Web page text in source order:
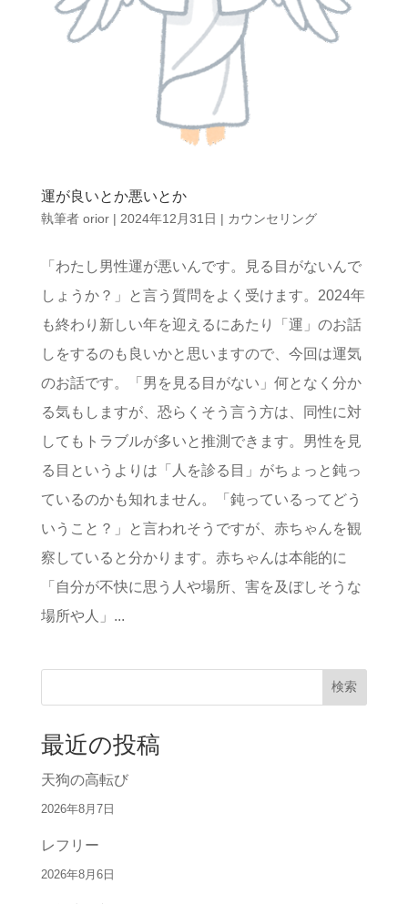
運が良いとか悪いとか
執筆者 orior| 2024年12月31日 | カウンセリング
「わたし男性運が悪いんです。見る目がないんで
しょうか？」と言う質問をよく受けます。2024年
も終わり新しい年を迎えるにあたり「運」のお話
しをするのも良いかと思いますので、今回は運気
のお話です。「男を見る目がない」何となく分か
る気もしますが、恐らくそう言う方は、同性に対
してもトラブルが多いと推測できます。男性を見
る目というよりは「人を診る目」がちょっと鈍っ
ているのかも知れません。「鈍っているってどう
いうこと？」と言われそうですが、赤ちゃんを観
察していると分かります。赤ちゃんは本能的に
「自分が不快に思う人や場所、害を及ぼしそうな
場所や人」...
検索
最近の投稿
天狗の高転び
2026年8月7日
レフリー
2026年8月6日